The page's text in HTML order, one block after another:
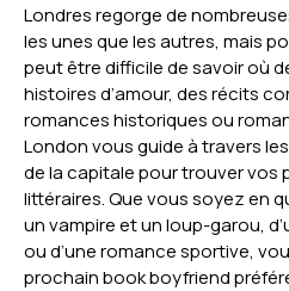
Londres regorge de
les unes que les autres, mais
peut être difficile de savoir où
histoires d’amour, des récits
romances historiques ou
London vous guide à travers
de la capitale pour trouver
littéraires. Que vous soyez en
un vampire et un loup-garou,
ou d’une romance sportive,
prochain book boyfriend